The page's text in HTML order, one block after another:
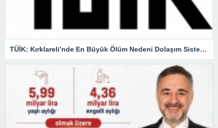
TÜİK: Kırklareli’nde En Büyük Ölüm Nedeni Dolaşım Sistemi Hastalıkları